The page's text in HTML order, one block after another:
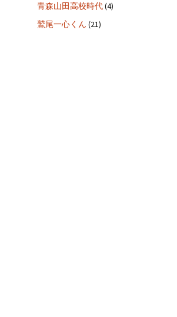
青森山田高校時代(4)
鷲尾一心くん (21)